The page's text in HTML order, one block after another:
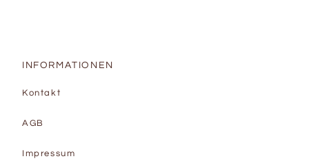
INFORMATIONEN
Kontakt
AGB
Impressum